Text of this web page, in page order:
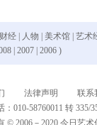
经 人物 美术馆 艺术
2007 2006 )
法律声明
联系
：010-58760011 转
© 2006－2020 今日艺